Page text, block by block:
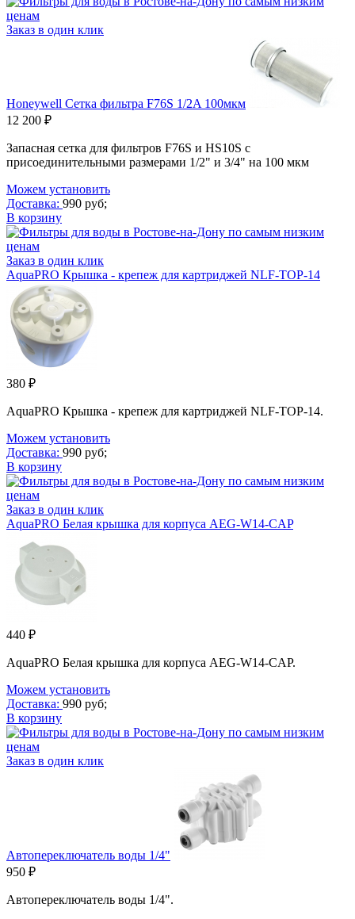
Заказ в один клик
Honeywell Сетка фильтра F76S 1/2A 100мкм
12 200 ₽
Запасная сетка для фильтров F76S и HS10S с
присоединительными размерами 1/2" и 3/4" на 100 мкм
Можем установить
Доставка: 990 руб;
В корзину
Заказ в один клик
AquaPRO Крышка - крепеж для картриджей NLF-TOP-14
380 ₽
AquaPRO Крышка - крепеж для картриджей NLF-TOP-14.
Можем установить
Доставка: 990 руб;
В корзину
Заказ в один клик
AquaPRO Белая крышка для корпуса AEG-W14-CAP
440 ₽
AquaPRO Белая крышка для корпуса AEG-W14-CAP.
Можем установить
Доставка: 990 руб;
В корзину
Заказ в один клик
Автопереключатель воды 1/4"
950 ₽
Автопереключатель воды 1/4".